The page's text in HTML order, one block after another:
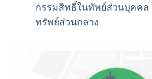
กรรมสิทธิ์ในทัพย์ส่วนบุคคล
ทรัพย์ส่วนกลาง